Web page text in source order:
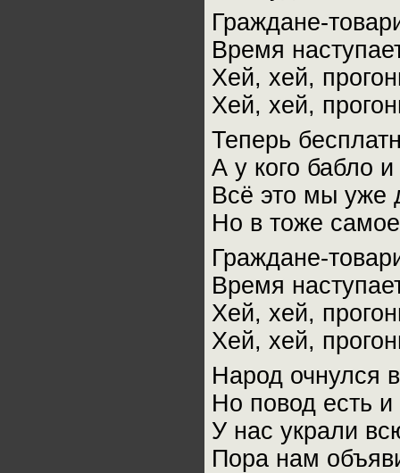
Граждане-
Время
Хей, хей,
Хей, хей,
Теперь
А у кого бабло
Всё это мы уже
Но в тоже
Граждане-
Время
Хей, хей,
Хей, хей,
Народ очнулся
Но повод есть
У нас украли
Пора нам